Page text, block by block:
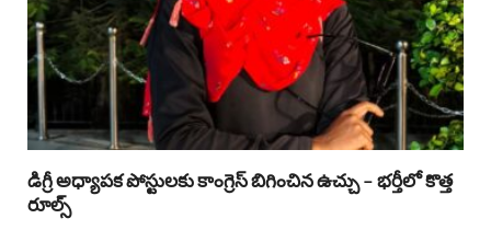
డిగ్రీ అధ్యాపక పోస్టులకు కాంగ్రెస్ బిగించిన ఉచ్చు – భర్తీలో కొత్త
రూల్స్